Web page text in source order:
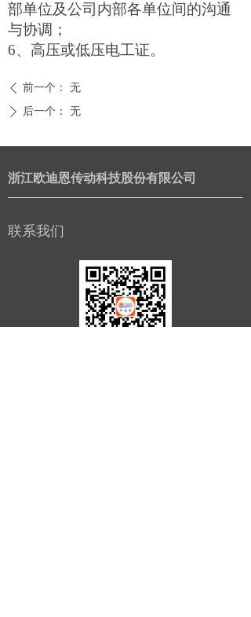
部单位及公司内部各单位间的沟通
与协调 ；
6、 高压或低压电工证。
ꄴ 前一个： 无
ꄲ 后一个： 无
联系我们
浙江欧迪恩传动科技股份有限公司